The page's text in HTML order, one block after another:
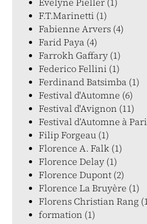
F.T.Marinetti (1)
Fabienne Arvers (4)
Farid Paya (4)
Farrokh Gaffary (1)
Federico Fellini (1)
Ferdinand Batsimba (1)
Festival d'Automne (6)
Festival d'Avignon (11)
Festival d’Automne à
Filip Forgeau (1)
Florence A. Falk (1)
Florence Delay (1)
Florence Dupont (2)
Florence La Bruyère (1)
Florens Christian Rang
formation (1)